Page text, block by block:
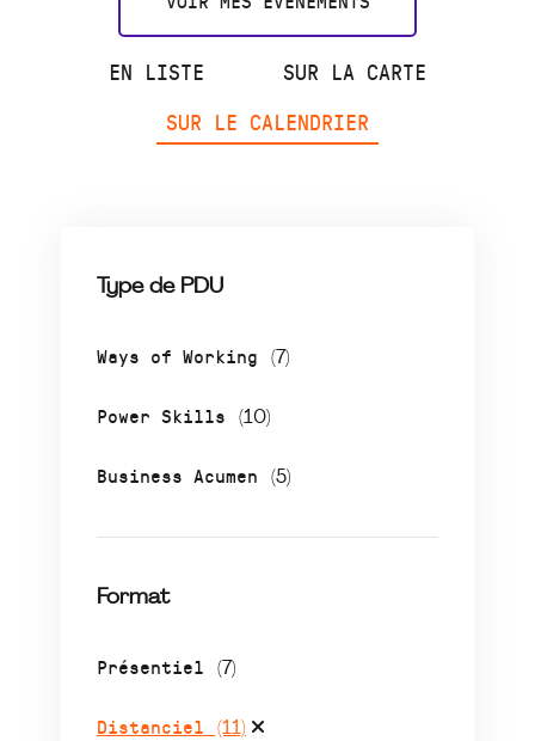
EN LISTE
SUR LA CARTE
SUR LE CALENDRIER
Type de PDU
Ways of Working (7)
Power Skills (10)
Business Acumen (5)
Format
Présentiel (7)
Distanciel (11)